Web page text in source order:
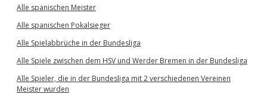
Alle spanischen Meister
Alle spanischen Pokalsieger
Alle Spielabbrüche in der Bundesliga
Alle Spiele zwischen dem HSV und Werder Bremen in der Bundesliga
Alle Spieler, die in der Bundesliga mit 2 verschiedenen Vereinen
Meister wurden